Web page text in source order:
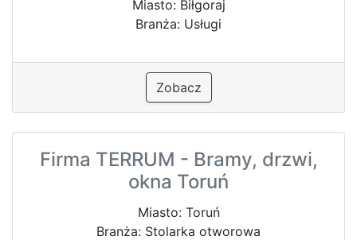
Miasto: Biłgoraj
Branża: Usługi
Zobacz
Firma TERRUM - Bramy, drzwi,
okna Toruń
Miasto: Toruń
Branża: Stolarka otworowa